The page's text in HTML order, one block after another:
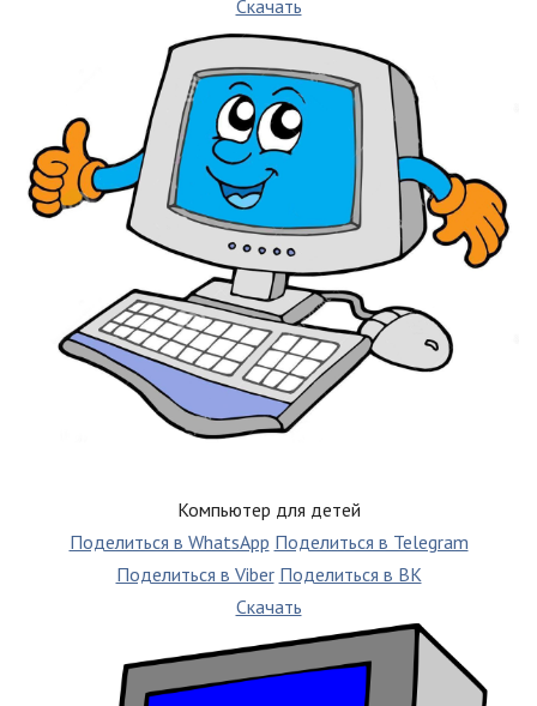
Скачать
Компьютер для детей
Поделиться в WhatsApp Поделиться в Telegram
Поделиться в Viber Поделиться в ВК
Скачать